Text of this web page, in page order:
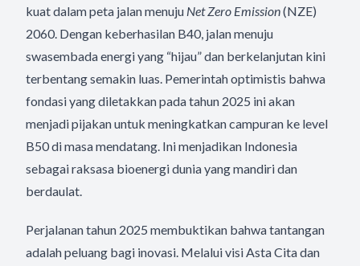
kuat dalam peta jalan menuju Net Zero Emission(NZE)
2060. Dengan keberhasilan B40, jalan menuju
swasembada energi yang “hijau” dan berkelanjutan kini
terbentang semakin luas. Pemerintah optimistis bahwa
fondasi yang diletakkan pada tahun 2025 ini akan
menjadi pijakan untuk meningkatkan campuran ke level
B50 di masa mendatang. Ini menjadikan Indonesia
sebagai raksasa bioenergi dunia yang mandiri dan
berdaulat.
Perjalanan tahun 2025 membuktikan bahwa tantangan
adalah peluang bagi inovasi. Melalui visi Asta Cita dan